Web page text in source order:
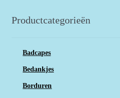
Productcategorieën
Badcapes
Bedankjes
Borduren